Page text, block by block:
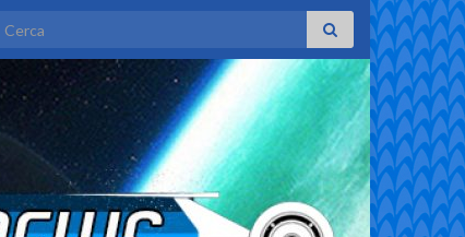
Search for: